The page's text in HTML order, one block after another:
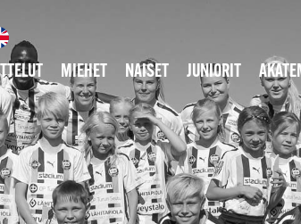
MIEHET NAISET JUNIORIT